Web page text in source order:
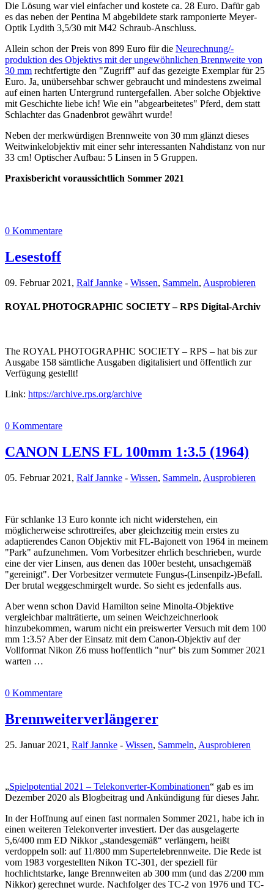
Die Lösung war viel einfacher und kostete ca. 28 Euro. Dafür gab
es das neben der Pentina M abgebildete stark ramponierte Meyer-
Optik Lydith 3,5/30 mit M42 Schraub-Anschluss.
Allein schon der Preis von 899 Euro für die Neurechnung/-
produktion des Objektivs mit der ungewöhnlichen Brennweite von
30 mm rechtfertigte den "Zugriff" auf das gezeigte Exemplar für 25
Euro. Ja, unübersehbar schwer gebraucht und mindestens zweimal
auf einen harten Untergrund runtergefallen. Aber solche Objektive
mit Geschichte liebe ich! Wie ein "abgearbeitetes" Pferd, dem statt
Schlachter das Gnadenbrot gewährt wurde!
Neben der merkwürdigen Brennweite von 30 mm glänzt dieses
Weitwinkelobjektiv mit einer sehr interessanten Nahdistanz von nur
33 cm! Optischer Aufbau: 5 Linsen in 5 Gruppen.
Praxisbericht voraussichtlich Sommer 2021
0 Kommentare
Lesestoff
09. Februar 2021, Ralf Jannke - Wissen, Sammeln, Ausprobieren
ROYAL PHOTOGRAPHIC SOCIETY – RPS Digital-Archiv
The ROYAL PHOTOGRAPHIC SOCIETY – RPS – hat bis zur
Ausgabe 158 sämtliche Ausgaben digitalisiert und öffentlich zur
Verfügung gestellt!
Link: https://archive.rps.org/archive
0 Kommentare
CANON LENS FL 100mm 1:3.5 (1964)
05. Februar 2021, Ralf Jannke - Wissen, Sammeln, Ausprobieren
Für schlanke 13 Euro konnte ich nicht widerstehen, ein
möglicherweise schrottreifes, aber gleichzeitig mein erstes zu
adaptierendes Canon Objektiv mit FL-Bajonett von 1964 in meinem
"Park" aufzunehmen. Vom Vorbesitzer ehrlich beschrieben, wurde
eine der vier Linsen, aus denen das 100er besteht, unsachgemäß
"gereinigt". Der Vorbesitzer vermutete Fungus-(Linsenpilz-)Befall.
Der brutal weggeschmirgelt wurde. So sieht es jedenfalls aus.
Aber wenn schon David Hamilton seine Minolta-Objektive
vergleichbar malträtierte, um seinen Weichzeichnerlook
hinzubekommen, warum nicht ein preiswerter Versuch mit dem 100
mm 1:3.5? Aber der Einsatz mit dem Canon-Objektiv auf der
Vollformat Nikon Z6 muss hoffentlich "nur" bis zum Sommer 2021
warten …
0 Kommentare
Brennweiterverlängerer
25. Januar 2021, Ralf Jannke - Wissen, Sammeln, Ausprobieren
„Spielpotential 2021 – Telekonverter-Kombinationen“ gab es im
Dezember 2020 als Blogbeitrag und Ankündigung für dieses Jahr.
In der Hoffnung auf einen fast normalen Sommer 2021, habe ich in
einen weiteren Telekonverter investiert. Der das ausgelagerte
5,6/400 mm ED Nikkor „standesgemäß“ verlängern, heißt
verdoppeln soll: auf 11/800 mm Supertelebrennweite. Die Rede ist
vom 1983 vorgestellten Nikon TC-301, der speziell für
hochlichtstarke, lange Brennweiten ab 300 mm (und das 2/200 mm
Nikkor) gerechnet wurde. Nachfolger des TC-2 von 1976 und TC-